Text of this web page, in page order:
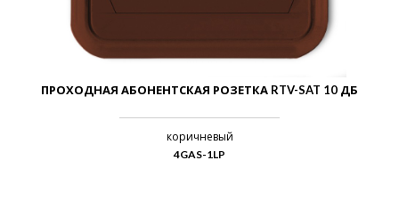
ПРОХОДНАЯ АБОНЕНТСКАЯ РОЗЕТКА RTV-SAT 10 ДБ
коричневый
4GAS-1LP